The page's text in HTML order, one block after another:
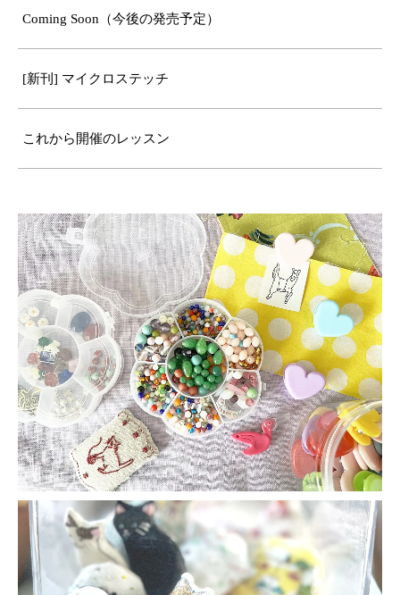
Coming Soon（今後の発売予定）
[新刊] マイクロステッチ
これから開催のレッスン